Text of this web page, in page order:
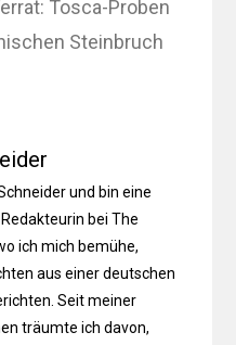
Tosca-Proben
Steinbruch
und bin eine
bei The
ich mich bemühe,
aus einer deutschen
Seit meiner
träumte ich davon,